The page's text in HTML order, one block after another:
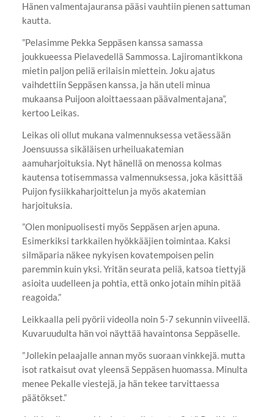
Hänen valmentajauransa pääsi vauhtiin pienen sattuman
kautta.
”Pelasimme Pekka Seppäsen kanssa samassa
joukkueessa Pielavedellä Sammossa. Lajiromantikkona
mietin paljon peliä erilaisin miettein. Joku ajatus
vaihdettiin Seppäsen kanssa, ja hän uteli minua
mukaansa Puijoon aloittaessaan päävalmentajana”,
kertoo Leikas.
Leikas oli ollut mukana valmennuksessa vetäessään
Joensuussa sikäläisen urheiluakatemian
aamuharjoituksia. Nyt hänellä on menossa kolmas
kautensa totisemmassa valmennuksessa, joka käsittää
Puijon fysiikkaharjoittelun ja myös akatemian
harjoituksia.
”Olen monipuolisesti myös Seppäsen arjen apuna.
Esimerkiksi tarkkailen hyökkääjien toimintaa. Kaksi
silmäparia näkee nykyisen kovatempoisen pelin
paremmin kuin yksi. Yritän seurata peliä, katsoa tiettyjä
asioita uudelleen ja pohtia, että onko jotain mihin pitää
reagoida.”
Leikkaalla peli pyörii videolla noin 5-7 sekunnin viiveellä.
Kuvaruudulta hän voi näyttää havaintonsa Seppäselle.
”Jollekin pelaajalle annan myös suoraan vinkkejä. mutta
isot ratkaisut ovat yleensä Seppäsen huomassa. Minulta
menee Pekalle viestejä, ja hän tekee tarvittaessa
päätökset.”